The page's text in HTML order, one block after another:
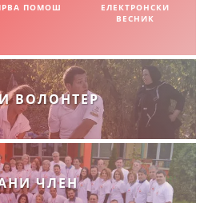
СТРАТЕГИИ
МАТЕРИЈАЛИ
БРОШУРИ
ПОСТЕРИ
ПРЕЗЕНТАЦИИ
ПОМОШ
ЕЛЕКТРОНСКИ
ВЕСНИК
ВОЛОНТЕР
ЧЛЕН